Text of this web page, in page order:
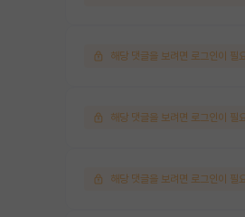
해당 댓글을 보려면 로그인이 필
해당 댓글을 보려면 로그인이 필
해당 댓글을 보려면 로그인이 필